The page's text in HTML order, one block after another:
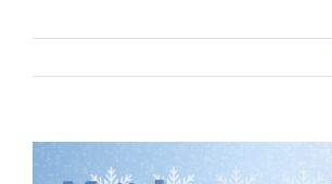
grösseres